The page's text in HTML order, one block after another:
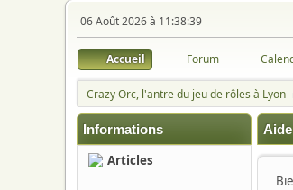
06 Août 2026 à 11:38:39
Accueil Forum
Crazy Orc, l'antre du jeu de rôles à Lyon
Informations
Articles